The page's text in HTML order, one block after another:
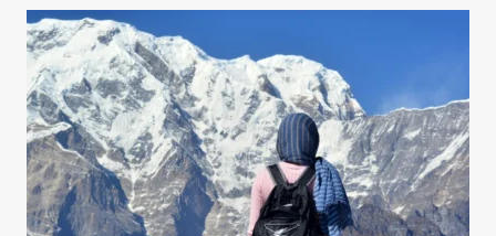
HAY
UNA
OPCIÓN
MEJOR
(Y
PESA
LA